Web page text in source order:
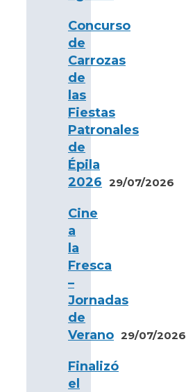
Concurso
de
Carrozas
de
las
Fiestas
Patronales
de
Épila
2026 29/07/2026
Cine
a
la
Fresca
–
Jornadas
de
Verano 29/07/2026
Finalizó
el